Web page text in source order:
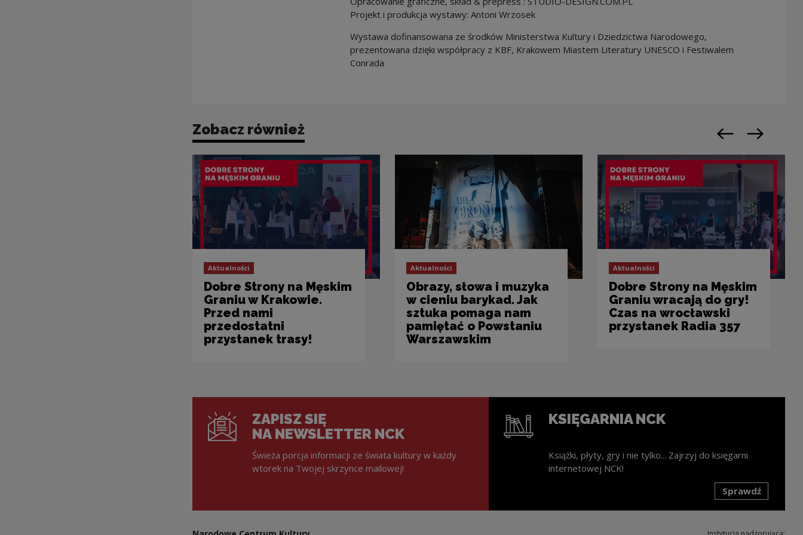
Projekt i produkcja wystawy: Antoni Wrzosek
Wystawa dofinansowana ze środków Ministerstwa Kultury i Dziedzictwa Narodowego,
prezentowana dzięki współpracy z KBF, Krakowem Miastem Literatury UNESCO i Festiwalem
Conrada
Zobacz również
Aktualności
Dobre Strony na Męskim
Graniu w Krakowie.
Przed nami
przedostatni
przystanek trasy!
Aktualności
Obrazy, słowa i muzyka
w cieniu barykad. Jak
sztuka pomaga nam
pamiętać o Powstaniu
Warszawskim
Aktualności
Dobre Strony na Męskim
Graniu wracają do gry!
Czas na wrocławski
przystanek Radia 357
Poprzedni slajd
Następny
ZAPISZ SIĘ
NA NEWSLETTER NCK
Świeża porcja informacji ze świata kultury w każdy
wtorek na Twojej skrzynce mailowej!
KSIĘGARNIA NCK
Książki, płyty, gry i nie tylko... Zajrzyj do księgarni
internetowej NCK!
Sprawdź